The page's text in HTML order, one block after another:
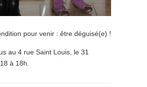
pour venir : être déguisé(e) !
au 4 rue Saint Louis, le 31
à 18h.